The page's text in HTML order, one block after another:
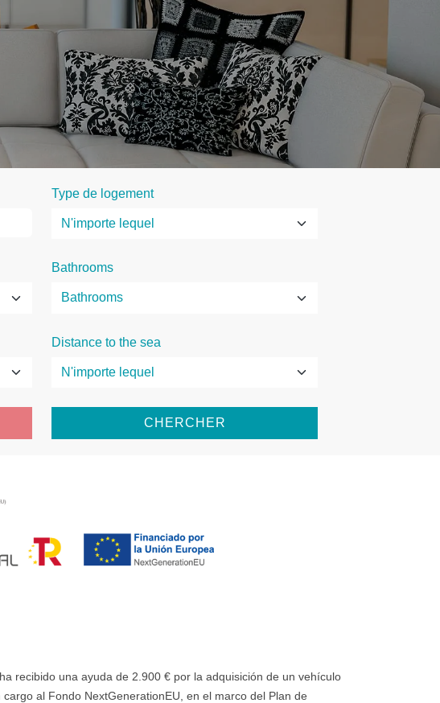
Type de logement
Bathrooms
Distance to the sea
CHERCHER
recibido una ayuda de 2.900 € por la adquisición de un vehículo
al Fondo NextGenerationEU, en el marco del Plan de